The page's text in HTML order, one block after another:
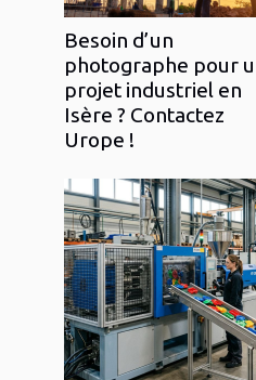
Besoin d’un
photographe pour
projet industriel en
Isère ? Contactez
Urope !